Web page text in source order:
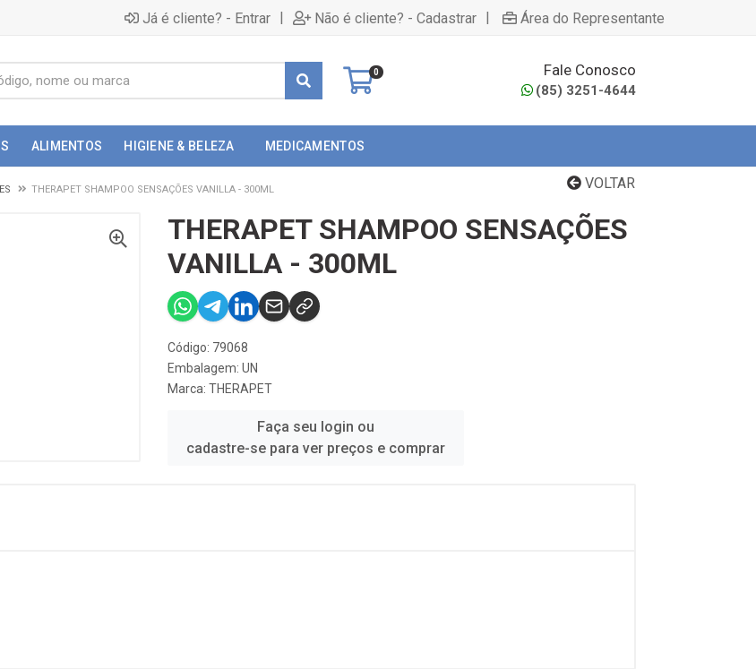
Já é cliente? - Entrar | Não é cliente? - Cadastrar | Área do Representante
0 Fale Conosco
(85) 3251-4644
ALIMENTOS HIGIENE & BELEZA MEDICAMENTOS
VOLTAR
THERAPET SHAMPOO SENSAÇÕES VANILLA - 300ML
THERAPET SHAMPOO SENSAÇÕES
VANILLA - 300ML
Código: 79068
Embalagem: UN
Marca: THERAPET
Faça seu login ou
cadastre-se para ver preços e comprar